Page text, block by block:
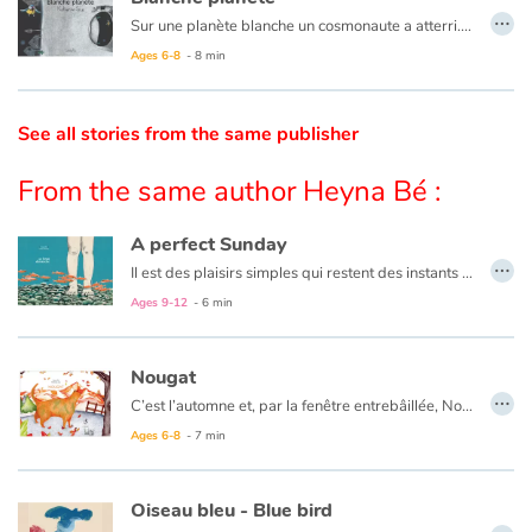
Catalogue anglais
Help
Home
Family
Schools
Videos & Tutorials
Sur une planète blanche un cosmonaute a atterri. Il va explorer les lieux et découvrir ses habitants et leur mode de vie qui n'est pas sans rappeler le nôtre et pour cause…
Ages 6-8 - 8 min
…
See all stories from the same publisher
From the same author Heyna Bé :
A perfect Sunday
Il est des plaisirs simples qui restent des instants de bonheur gravés à jamais. En voici un, conté à hauteur d’enfant.
Ages 9-12 - 6 min
…
Nougat
C’est l’automne et, par la fenêtre entrebâillée, Nougat s’en est allé. Vive la liberté !
Ages 6-8 - 7 min
…
Oiseau bleu - Blue bird